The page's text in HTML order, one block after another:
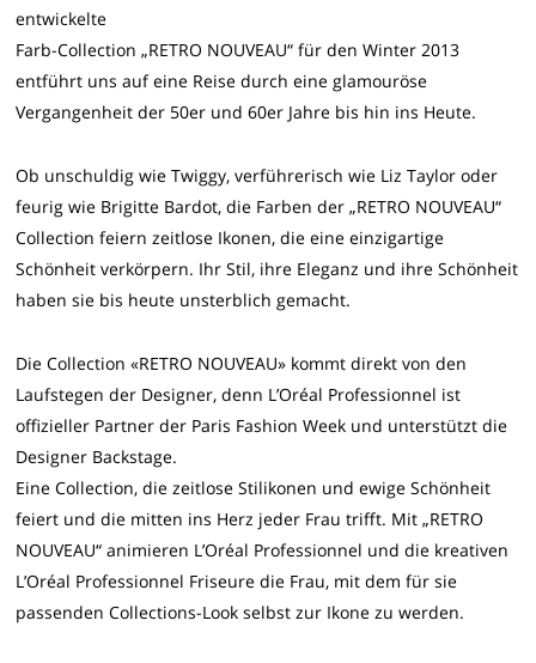
entwickelte
Farb-Collection „RETRO NOUVEAU“ für den Winter 2013
entführt uns auf eine Reise durch eine glamouröse
Vergangenheit der 50er und 60er Jahre bis hin ins Heute.
Ob unschuldig wie Twiggy, verführerisch wie Liz Taylor oder
feurig wie Brigitte Bardot, die Farben der „RETRO NOUVEAU“
Collection feiern zeitlose Ikonen, die eine einzigartige
Schönheit verkörpern. Ihr Stil, ihre Eleganz und ihre Schönheit
haben sie bis heute unsterblich gemacht.
Die Collection «RETRO NOUVEAU» kommt direkt von den
Laufstegen der Designer, denn L’Oréal Professionnel ist
offizieller Partner der Paris Fashion Week und unterstützt die
Designer Backstage.
Eine Collection, die zeitlose Stilikonen und ewige Schönheit
feiert und die mitten ins Herz jeder Frau trifft. Mit „RETRO
NOUVEAU“ animieren L’Oréal Professionnel und die kreativen
L’Oréal Professionnel Friseure die Frau, mit dem für sie
passenden Collections-Look selbst zur Ikone zu werden.